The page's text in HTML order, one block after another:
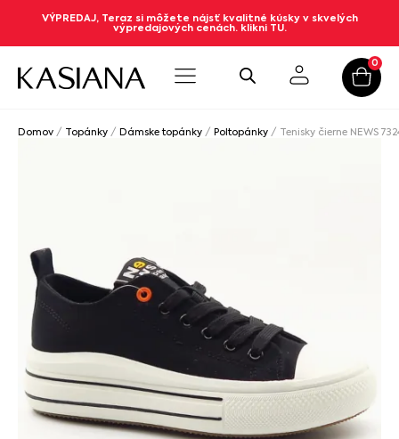
VÝPREDAJ, Teraz si môžete nájsť kvalitné kúsky v skvelých
výpredajových cenách. klikni TU.
0
Domov / Topánky / Dámske topánky / Poltopánky / Tenisky čierne NEWS